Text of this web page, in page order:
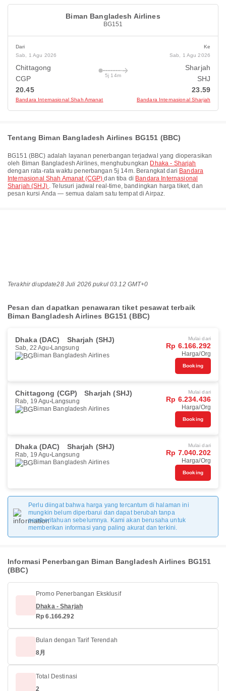
Biman Bangladesh Airlines
BG151
Dari
Sab, 1 Agu 2026
Chittagong
CGP
20.45
Bandara Internasional Shah Amanat
5j 14m
Ke
Sab, 1 Agu 2026
Sharjah
SHJ
23.59
Bandara Internasional Sharjah
Tentang Biman Bangladesh Airlines BG151 (BBC)
BG151 (BBC) adalah layanan penerbangan terjadwal yang dioperasikan
oleh Biman Bangladesh Airlines, menghubungkan Dhaka - Sharjah
dengan rata-rata waktu penerbangan 5j 14m. Berangkat dari Bandara
Internasional Shah Amanat (CGP)dan tiba di Bandara Internasional
Sharjah (SHJ) . Telusuri jadwal real-time, bandingkan harga tiket, dan
pesan kursi Anda — semua dalam satu tempat di Airpaz.
Terakhir diupdate28 Juli 2026 pukul 03.12 GMT+0
Pesan dan dapatkan penawaran tiket pesawat terbaik
Biman Bangladesh Airlines BG151 (BBC)
Dhaka (DAC) Sharjah (SHJ)
Sab, 22 Agu Langsung
Biman Bangladesh Airlines
Mulai dari
Rp 6.166.292
Harga/Org
Booking
Chittagong (CGP) Sharjah (SHJ)
Rab, 19 Agu Langsung
Biman Bangladesh Airlines
Mulai dari
Rp 6.234.436
Harga/Org
Booking
Dhaka (DAC) Sharjah (SHJ)
Rab, 19 Agu Langsung
Biman Bangladesh Airlines
Mulai dari
Rp 7.040.202
Harga/Org
Booking
Perlu diingat bahwa harga yang tercantum di halaman ini
mungkin belum diperbarui dan dapat berubah tanpa
pemberitahuan sebelumnya. Kami akan berusaha untuk
memberikan informasi yang paling akurat dan terkini.
Informasi Penerbangan Biman Bangladesh Airlines BG151
(BBC)
Promo Penerbangan Eksklusif
Dhaka - Sharjah
Rp 6.166.292
Bulan dengan Tarif Terendah
8月
Total Destinasi
2